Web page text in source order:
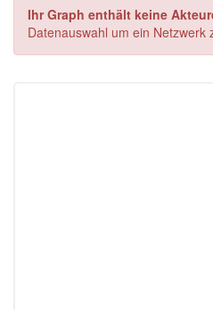
Ihr Graph enthält keine
Datenauswahl um ein Netzwerk